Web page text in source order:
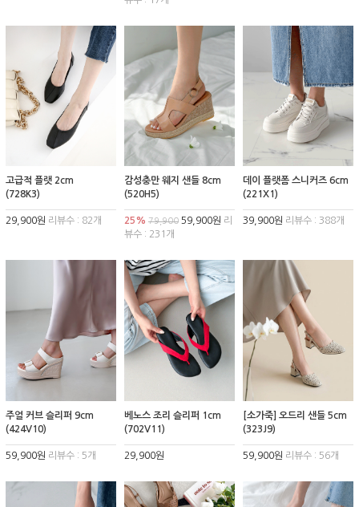
고급적 플랫 2cm
(728K3)
29,900원 리뷰수 : 82개
감성충만 웨지 샌들 8cm
(520H5)
25% 79,90059,900원 리
뷰수 : 231개
데이 플랫폼 스니커즈 6cm
(221X1)
39,900원 리뷰수 : 388개
주얼 커브 슬리퍼 9cm
(424V10)
59,900원 리뷰수 : 5개
베노스 조리 슬리퍼 1cm
(702V11)
29,900원
[소가죽] 오드리 샌들 5cm
(323J9)
59,900원 리뷰수 : 56개